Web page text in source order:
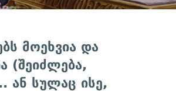
მოეხვია და
(შეიძლება,
ან სულაც ისე,